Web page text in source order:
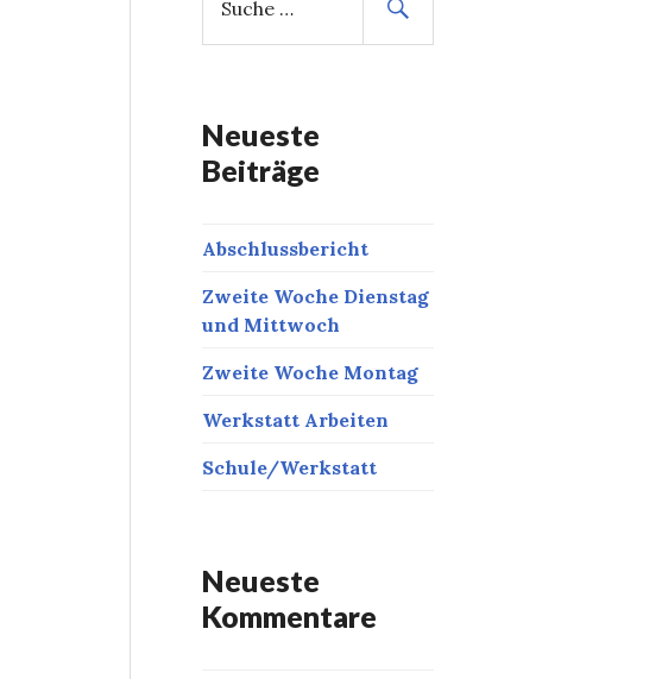
c
n
a
c
:
Neueste
Beiträge
Abschlussbericht
Zweite Woche Dienstag
und Mittwoch
Zweite Woche Montag
Werkstatt Arbeiten
Schule/Werkstatt
Neueste
Kommentare